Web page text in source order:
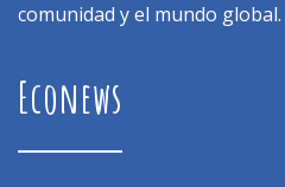
comunidad y el mundo global.
Econews